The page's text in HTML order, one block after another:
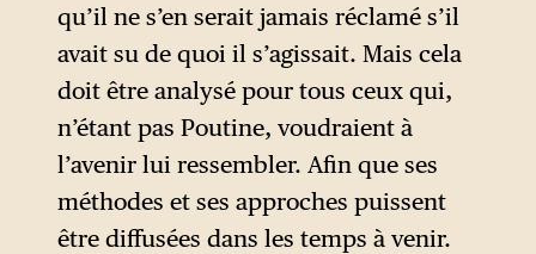
qu’il ne s’en serait jamais réclamé s’il
avait su de quoi il s’agissait. Mais cela
doit être analysé pour tous ceux qui,
n’étant pas Poutine, voudraient à
l’avenir lui ressembler. Afin que ses
méthodes et ses approches puissent
être diffusées dans les temps à venir.